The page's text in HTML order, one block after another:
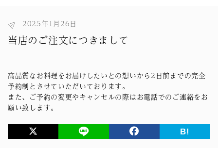
2025年1月26日
当店のご注文につきまして
高品質なお料理をお届けしたいとの想いから2日前までの完全
予約制とさせていただいております。
また、ご予約の変更やキャンセルの際はお電話でのご連絡をお
願い致します。
B!